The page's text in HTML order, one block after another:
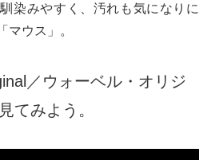
染みやすく、汚れも気になりに
マウス」。
／ウォーベル・オリジ
てみよう。